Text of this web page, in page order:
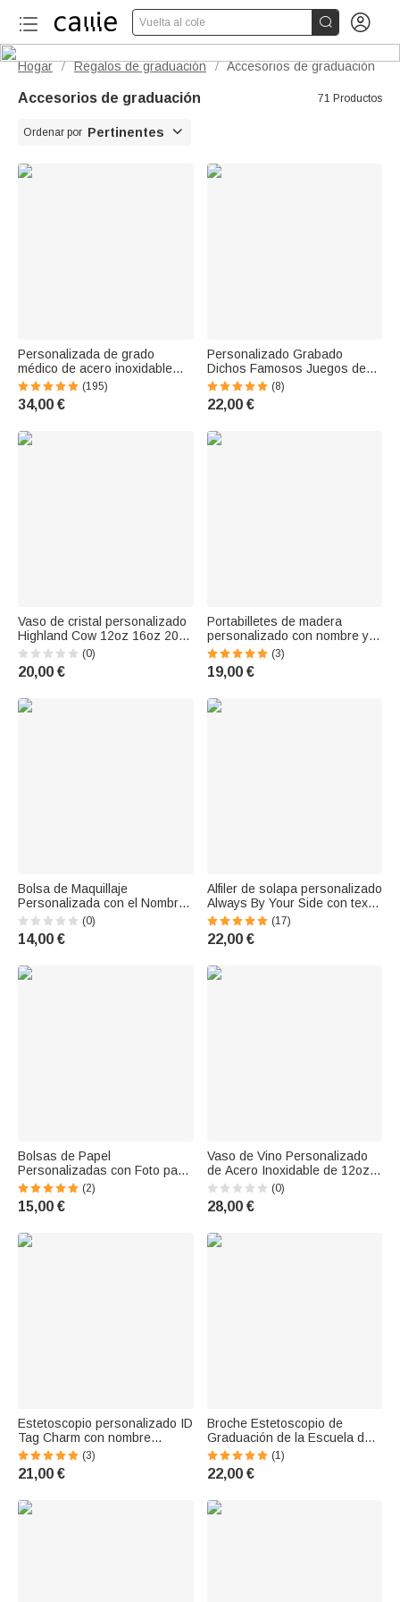
Vuelta al cole  
Hogar / Regalos de graduación / Accesorios de graduación
Accesorios de graduación 71 Productos
Ordenar por Pertinentes 
Personalizada de grado
médico de acero inoxidable
vendaje Tijeras Hemostat
Sutura Tijeras Set Regalo de
graduación para la enfermera
(195)
34,00 €
Personalizado Grabado
Dichos Famosos Juegos de
Bolígrafos con Nombre
Grabado Cumpleaños
Aniversario Graduación
(8)
22,00 €
Vaso de cristal personalizado
Highland Cow 12oz 16oz 20oz
con tapa de bambú y pajita
Regalo de graduación para
graduados Clase de 2025
(0)
20,00 €
Portabilletes de madera
personalizado con nombre y
año grabados Regalo para
graduados de la promoción
2026
(3)
19,00 €
Bolsa de Maquillaje
Personalizada con el Nombre
del Soltero Clase de 2026
Regalo de Graduación
(0)
14,00 €
Alfiler de solapa personalizado
Always By Your Side con texto
y foto Boda conmemorativa
Graduación Ceremonia Regalo
(17)
22,00 €
Bolsas de Papel
Personalizadas con Foto para
Cumpleaños Graduación
Regalo para Ella Él
(2)
15,00 €
Vaso de Vino Personalizado
de Acero Inoxidable de 12oz
de Doble Pared Aislado al
Vacío con Nombre Regalo de
Graduación de Enfermera
(0)
28,00 €
Estetoscopio personalizado ID
Tag Charm con nombre
grabado Regalo para la
enfermera Médico Estudiante
de Graduación Regalos
(3)
21,00 €
Broche Estetoscopio de
Graduación de la Escuela de
Medicina Personalizado con el
Nombre del Estudiante
Enfermera Doctora Regalo
(1)
22,00 €